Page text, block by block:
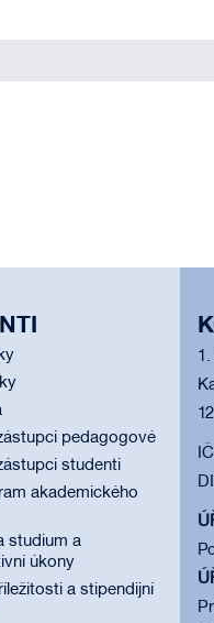
pedagogové
studenti
akademického
studium a
úkony
a stipendijní